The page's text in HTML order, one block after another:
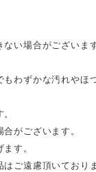
い場合がございま
わずかな汚れやほ
がございます。
す。
ご遠慮頂いておりま